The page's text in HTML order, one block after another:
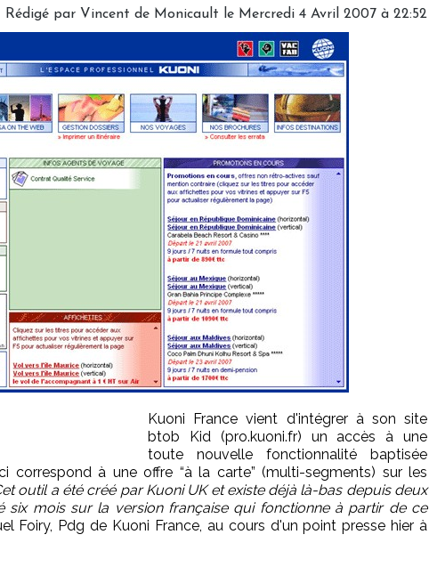
Rédigé par Vincent de Monicault le Mercredi 4 Avril 2007 à 22:52
Kuoni France vient d'intégrer à son site
btob Kid (pro.kuoni.fr) un accès à une
toute nouvelle fonctionnalité baptisée
correspond à une offre “à la carte” (multi-segments) sur les
outil a été créé par Kuoni UK et existe déjà là-bas depuis deux
six mois sur la version française qui fonctionne à partir de ce
Foiry, Pdg de Kuoni France, au cours d'un point presse hier à